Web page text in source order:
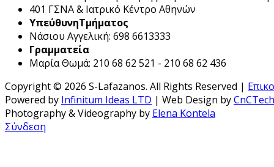
401 ΓΣΝΑ & Ιατρικό Κέντρο Αθηνών
ΥπεύθυνηΤμήματος
Νάσιου Αγγελική: 698 6613333
Γραμματεία
Μαρία Θωμά: 210 68 62 521 - 210 68 62 436
Copyright © 2026 S-Lafazanos. All Rights Reserved |
Powered by Infinitum Ideas LTD | Web Design byCnCTech
Photography & Videography by Elena Kontela
Σύνδεση